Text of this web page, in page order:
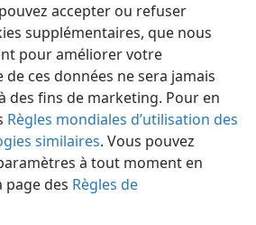
accepter ou refuser
supplémentaires, que nous
pour améliorer votre
de ces données ne sera jamais
des fins de marketing. Pour en
Règles mondiales d’utilisation des
similaires. Vous pouvez
à tout moment en
des Règles de